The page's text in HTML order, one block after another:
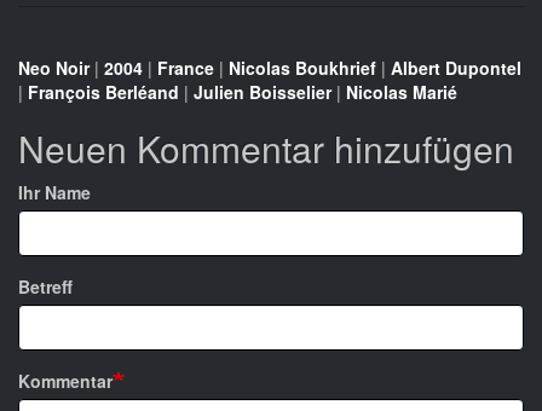
Neo Noir| 2004 | France | Nicolas Boukhrief | Albert Dupontel
| François Berléand | Julien Boisselier| Nicolas Marié
Neuen Kommentar hinzufügen
Ihr Name
Betreff
Kommentar